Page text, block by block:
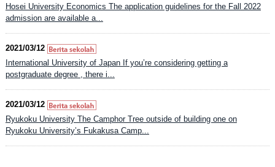
Hosei University Economics The application guidelines for the Fall 2022
admission are available a...
2021/03/12
International University of Japan If you’re considering getting a
postgraduate degree , there i...
2021/03/12
Ryukoku University The Camphor Tree outside of building one on
Ryukoku University’s Fukakusa Camp...